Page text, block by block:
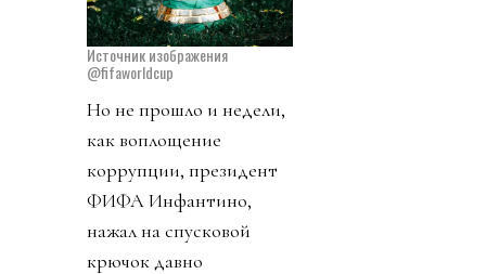
Источник изображения
@fifaworldcup
Но не прошло и недели,
как воплощение
коррупции, президент
ФИФА Инфантино,
нажал на спусковой
крючок давно